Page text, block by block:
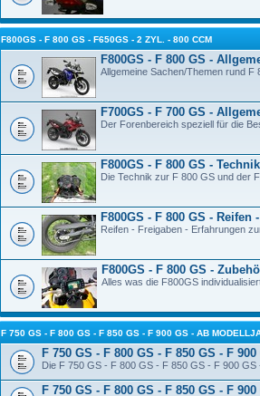
F800GS - F 800 GS - F650GS - 2 ZYL. - 800 CCM
F800GS - F 800 GS -
Allgemeine Sachen/Themen rund F
F700GS - F 700 GS -
Der Forenbereich speziell für die
F800GS - F 800 GS -
Die Technik zur F 800 GS und der
F800GS - F 800 GS - Reifen
Reifen - Freigaben - Erfahrungen
F800GS - F 800 GS -
Alles was die F800GS
F 750 GS - F 800 GS - F 850 GS - F 900 GS - AB
F 750 GS - F 800 GS - F 850 GS - F
Die F 750 GS - F 800 GS - F 850 GS - F 900 GS
F 750 GS - F 800 GS - F 850 GS - F